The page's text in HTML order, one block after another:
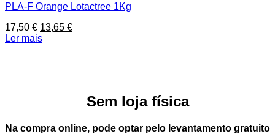
PLA-F Orange Lotactree 1Kg
17,50€ O
preço
13,65 €O
Ler mais
Sem loja física
Na compra online, pode optar pelo levantamento gratuito